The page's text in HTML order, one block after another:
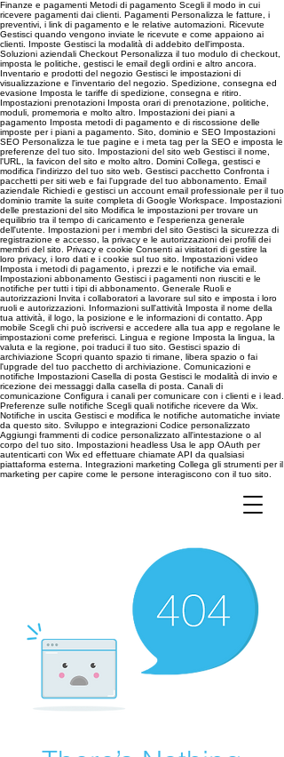
Finanze e pagamenti Metodi di pagamento Scegli il modo in cui
ricevere pagamenti dai clienti. Pagamenti Personalizza le fatture, i
preventivi, i link di pagamento e le relative automazioni. Ricevute
Gestisci quando vengono inviate le ricevute e come appaiono ai
clienti. Imposte Gestisci la modalità di addebito dell'imposta.
Soluzioni aziendali Checkout Personalizza il tuo modulo di checkout,
imposta le politiche, gestisci le email degli ordini e altro ancora.
Inventario e prodotti del negozio Gestisci le impostazioni di
visualizzazione e l'inventario del negozio. Spedizione, consegna ed
evasione Imposta le tariffe di spedizione, consegna e ritiro.
Impostazioni prenotazioni Imposta orari di prenotazione, politiche,
moduli, promemoria e molto altro. Impostazioni dei piani a
pagamento Imposta metodi di pagamento e di riscossione delle
imposte per i piani a pagamento. Sito, dominio e SEO Impostazioni
SEO Personalizza le tue pagine e i meta tag per la SEO e imposta le
preferenze del tuo sito. Impostazioni del sito web Gestisci il nome,
l'URL, la favicon del sito e molto altro. Domini Collega, gestisci e
modifica l'indirizzo del tuo sito web. Gestisci pacchetto Confronta i
pacchetti per siti web e fai l'upgrade del tuo abbonamento. Email
aziendale Richiedi e gestisci un account email professionale per il tuo
dominio tramite la suite completa di Google Workspace. Impostazioni
delle prestazioni del sito Modifica le impostazioni per trovare un
equilibrio tra il tempo di caricamento e l'esperienza generale
dell'utente. Impostazioni per i membri del sito Gestisci la sicurezza di
registrazione e accesso, la privacy e le autorizzazioni dei profili dei
membri del sito. Privacy e cookie Consenti ai visitatori di gestire la
loro privacy, i loro dati e i cookie sul tuo sito. Impostazioni video
Imposta i metodi di pagamento, i prezzi e le notifiche via email.
Impostazioni abbonamento Gestisci i pagamenti non riusciti e le
notifiche per tutti i tipi di abbonamento. Generale Ruoli e
autorizzazioni Invita i collaboratori a lavorare sul sito e imposta i loro
ruoli e autorizzazioni. Informazioni sull'attività Imposta il nome della
tua attività, il logo, la posizione e le informazioni di contatto. App
mobile Scegli chi può iscriversi e accedere alla tua app e regolane le
impostazioni come preferisci. Lingua e regione Imposta la lingua, la
valuta e la regione, poi traduci il tuo sito. Gestisci spazio di
archiviazione Scopri quanto spazio ti rimane, libera spazio o fai
l'upgrade del tuo pacchetto di archiviazione. Comunicazioni e
notifiche Impostazioni Casella di posta Gestisci le modalità di invio e
ricezione dei messaggi dalla casella di posta. Canali di
comunicazione Configura i canali per comunicare con i clienti e i lead.
Preferenze sulle notifiche Scegli quali notifiche ricevere da Wix.
Notifiche in uscita Gestisci e modifica le notifiche automatiche inviate
da questo sito. Sviluppo e integrazioni Codice personalizzato
Aggiungi frammenti di codice personalizzato all'intestazione o al
corpo del tuo sito. Impostazioni headless Usa le app OAuth per
autenticarti con Wix ed effettuare chiamate API da qualsiasi
piattaforma esterna. Integrazioni marketing Collega gli strumenti per il
marketing per capire come le persone interagiscono con il tuo sito.